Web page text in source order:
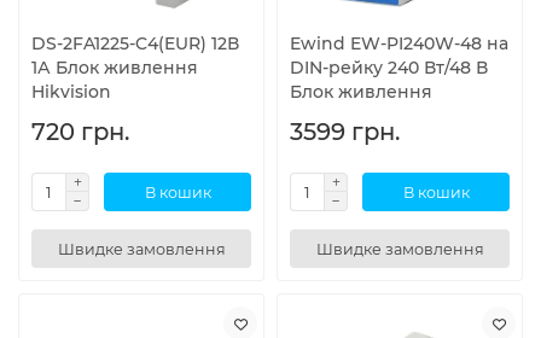
DS-2FA1225-C4(EUR) 12В
1А Блок живлення
Hikvision
720 грн.
В кошик
Швидке замовлення
Ewind EW-PI240W-48 на
DIN-рейку 240 Вт/48 В
Блок живлення
3599 грн.
В кошик
Швидке замовлення